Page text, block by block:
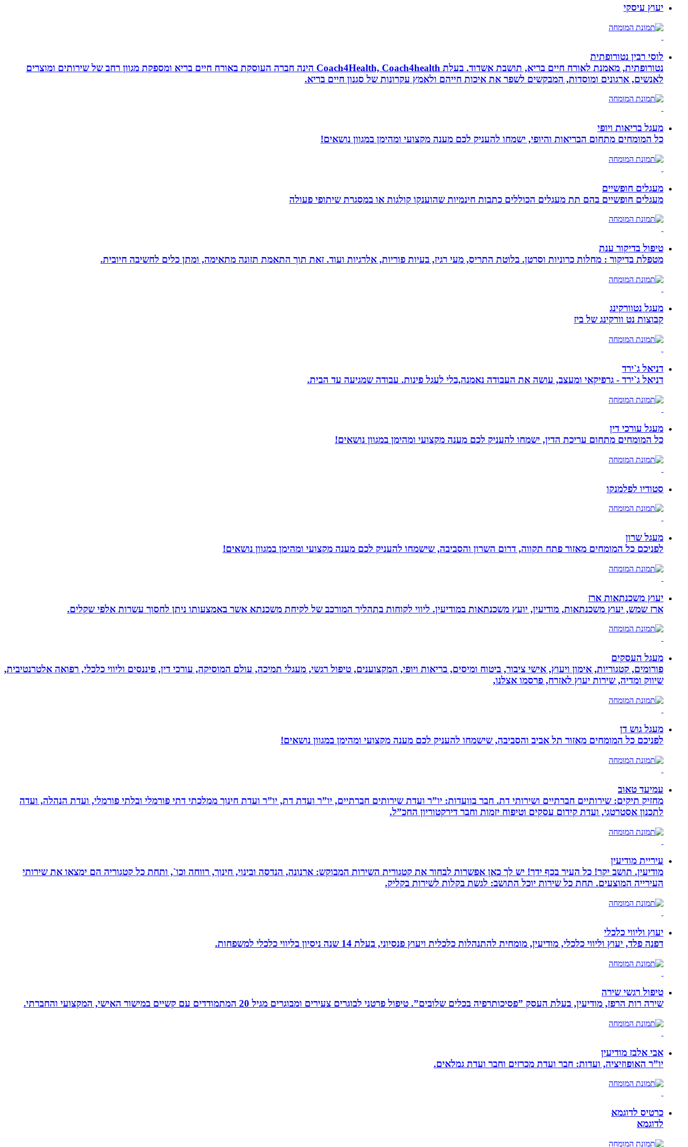
יעוץ עיסקי
לוסי רבין נטורופתית
נטורופתית, מאמנת לאורח חיים בריא, תושבת אשדוד. בעלת Coach4Health, Coach4health הינה חברה העוסקת באורח חיים בריא ומספקת מגוון רחב של שירותים ומוצרים
לאנשים, ארגונים ומוסדות, המבקשים לשפר את איכות חייהם ולאמץ עקרונות של סגנון חיים בריא.
מעגל בריאות ויופי
כל המומחים מתחום הבריאות והיופי, ישמחו להעניק לכם מענה מקצועי ומהימן במגוון נושאים!
מעגלים חופשיים
מעגלים חופשיים בהם תת מעגלים הכוללים כתבות חינמיות שהוענקו קולגות או במסגרת שיתופי פעולה
טיפול בדיקור ענת
מטפלת בדיקור : מחלות כרוניות וסרטן. בלוטת התריס, מעי רגיז, בעיות פוריות, אלרגיות ועוד. זאת תוך התאמת תזונה מתאימה, ומתן כלים לחשיבה חיובית.
מעגל נטוורקינג
קבוצות נט וורקינג של ביז
דניאל ג`ירד
דניאל ג`ירד - גרפיקאי ומעצב, עושה את העבודה נאמנה,בלי לעגל פינות. עבודה שמגיעה עד הבית.
מעגל עורכי דין
כל המומחים מתחום עריכת הדין, ישמחו להעניק לכם מענה מקצועי ומהימן במגוון נושאים!
סטודיו לפלמנקו
מעגל שרון
לפניכם כל המומחים מאזור פתח תקווה, דרום השרון והסביבה, שישמחו להעניק לכם מענה מקצועי ומהימן במגוון נושאים!
יעוץ משכנתאות ארז
ארז שמש, יעוץ משכנתאות, מודיעין, יועץ משכנתאות במודיעין. ליווי לקוחות בתהליך המורכב של לקיחת משכנתא אשר באמצעותו ניתן לחסוך עשרות אלפי שקלים.
מעגל העסקים
פורומים, קטגוריות, אימון ויעוץ, אישי ציבור, ביטוח ומיסים, בריאות ויופי, המקצוענים, טיפול רגשי, מעגלי תמיכה, עולם המוסיקה, עורכי דין, פיננסים וליווי כלכלי, רפואה אלטרנטיבית,
שיווק ומדיה, שירות יעוץ לאזרח, פרסמו אצלנו,
מעגל גוש דן
לפניכם כל המומחים מאזור תל אביב והסביבה, שישמחו להעניק לכם מענה מקצועי ומהימן במגוון נושאים!
עמיעד טאוב
מחזיק תיקים: שירותיים חברתיים ושירותי דת. חבר בוועדות: יו”ר ועדת שירותים חברתיים, יו”ר ועדת דת, יו”ר ועדת חינוך ממלכתי דתי פורמלי ובלתי פורמלי, ועדת הנהלה, ועדה
לתכנון אסטרטגי, ועדת קידום עסקים וטיפוח יזמות וחבר דירקטוריון החכ”ל.
עיריית מודיעין
מודיעין. תושב יקר! כל העיר בכף ידך! יש לך כאן אפשרות לבחור את קטגורית השירות המבוקש: ארנונה, הנדסה ובינוי, חינוך, רווחה וכו`, ותחת כל קטגוריה הם ימצאו את שירותי
העירייה המוצעים. תחת כל שירות יוכל התושב: לגשת בקלות לשירות בקליק.
יעוץ וליווי כלכלי
דפנה פלד, יעוץ וליווי כלכלי, מודיעין, מומחית להתנהלות כלכלית ויעוץ פנסיוני, בעלת 14 שנה ניסיון בליווי כלכלי למשפחות.
טיפול רגשי שירה
שירה רות הרפז, מודיעין, בעלת העסק ”פסיכותרפיה בכלים שלובים”. טיפול פרטני לבוגרים צעירים ומבוגרים מגיל 20 המתמודדים עם קשיים במישור האישי, המקצועי והחברתי.
אבי אלבז מודיעין
יו”ר האופוזיציה, ועדות: חבר ועדת מכרזים וחבר ועדת גמלאים.
כרטיס לדוגמא
לדוגמא